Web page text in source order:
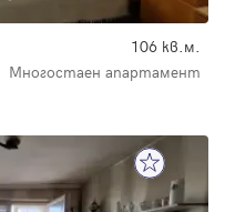
106 кв.м.
Многостаен апартамент